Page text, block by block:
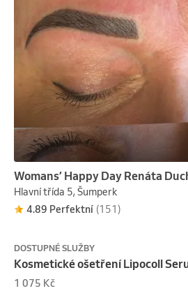
Womans’ Happy Day Renáta
Hlavní třída 5, Šumperk
4.89 Perfektní (151)
DOSTUPNÉ SLUŽBY
Kosmetické ošetření Lipocoll
1 075 Kč